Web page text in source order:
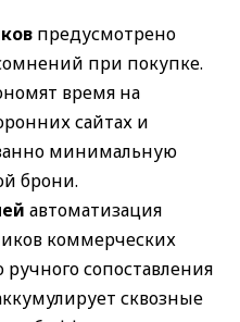
предусмотрено
при покупке.
время на
сайтах и
минимальную
брони.
автоматизация
коммерческих
сопоставления
сквозные